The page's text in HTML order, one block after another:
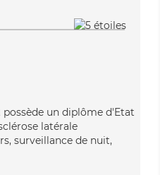
possède un diplôme d'Etat
latérale
surveillance de nuit,